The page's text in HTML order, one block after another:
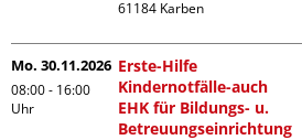
Mo. 30.11.2026
08:00 - 16:00
Uhr
Erste-Hilfe
Kindernotfälle-auch
EHK für Bildungs- u.
Betreuungseinrichtung